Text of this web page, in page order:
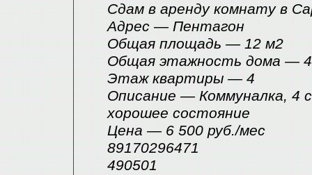
Сдам в аренду комнату в
Адрес — Пентагон
Общая площадь — 12 м2
Общая этажность дома — 4
Этаж квартиры — 4
Описание — Коммуналка, 4
хорошее состояние
Цена — 6 500 руб./мес
89170296471
490501